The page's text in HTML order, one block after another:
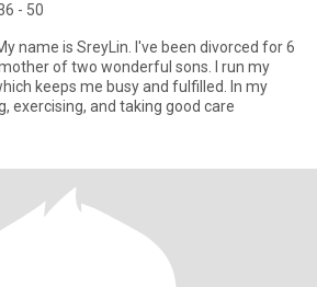
- 50
name is SreyLin. I've been divorced for 6
of two wonderful sons. I run my
keeps me busy and fulfilled. In my
exercising, and taking good care